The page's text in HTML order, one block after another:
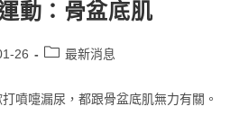
動：骨盆底肌
26 最新消息
噴嚏漏尿，都跟骨盆底肌無力有關。